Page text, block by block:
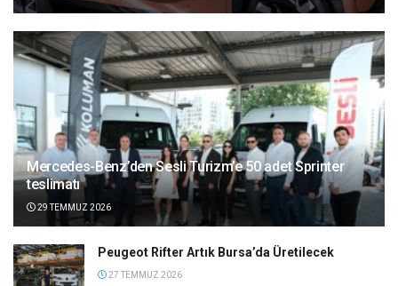
Mercedes-Benz’den Sesli Turizm’e 50 adet Sprinter
teslimatı
29 TEMMUZ 2026
Peugeot Rifter Artık Bursa’da Üretilecek
27 TEMMUZ 2026